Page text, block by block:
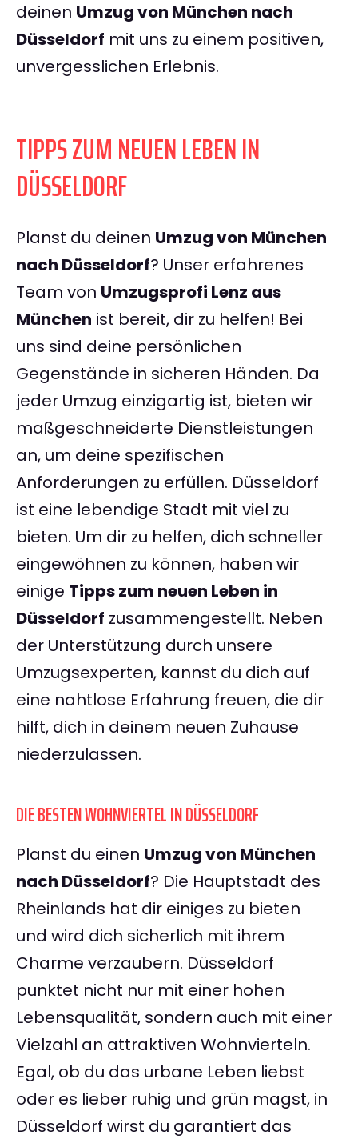
deinen Umzug von München nach
Düsseldorf mit uns zu einem positiven,
unvergesslichen Erlebnis.
TIPPS ZUM NEUEN LEBEN IN
DÜSSELDORF
Planst du deinen Umzug von München
nach Düsseldorf? Unser erfahrenes
Team von Umzugsprofi Lenz aus
München ist bereit, dir zu helfen! Bei
uns sind deine persönlichen
Gegenstände in sicheren Händen. Da
jeder Umzug einzigartig ist, bieten wir
maßgeschneiderte Dienstleistungen
an, um deine spezifischen
Anforderungen zu erfüllen. Düsseldorf
ist eine lebendige Stadt mit viel zu
bieten. Um dir zu helfen, dich schneller
eingewöhnen zu können, haben wir
einige Tipps zum neuen Leben in
Düsseldorf zusammengestellt. Neben
der Unterstützung durch unsere
Umzugsexperten, kannst du dich auf
eine nahtlose Erfahrung freuen, die dir
hilft, dich in deinem neuen Zuhause
niederzulassen.
DIE BESTEN WOHNVIERTEL IN DÜSSELDORF
Planst du einen Umzug von München
nach Düsseldorf? Die Hauptstadt des
Rheinlands hat dir einiges zu bieten
und wird dich sicherlich mit ihrem
Charme verzaubern. Düsseldorf
punktet nicht nur mit einer hohen
Lebensqualität, sondern auch mit einer
Vielzahl an attraktiven Wohnvierteln.
Egal, ob du das urbane Leben liebst
oder es lieber ruhig und grün magst, in
Düsseldorf wirst du garantiert das